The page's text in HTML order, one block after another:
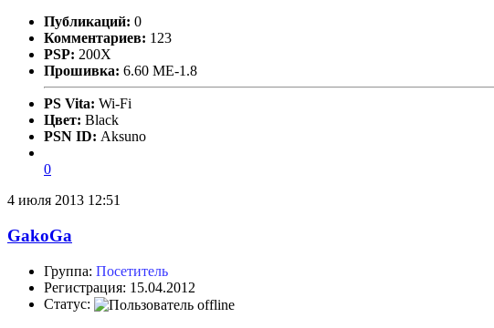
Публикаций: 0
Комментариев: 123
PSP: 200X
Прошивка: 6.60 ME-1.8
PS Vita: Wi-Fi
Цвет: Black
PSN ID: Aksuno
0
4 июля 2013 12:51
GakoGa
Группа: Посетитель
Регистрация: 15.04.2012
Статус: